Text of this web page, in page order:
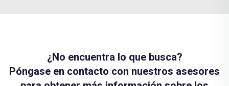
¿No encuentra lo que busca?
Póngase en contacto con nuestros asesores